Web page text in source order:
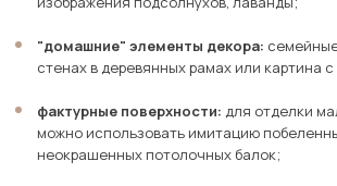
"домашние" элементы декора:
стенах в деревянных рамах или картина
фактурные поверхности: для отделки
можно использовать имитацию
неокрашенных потолочных балок;